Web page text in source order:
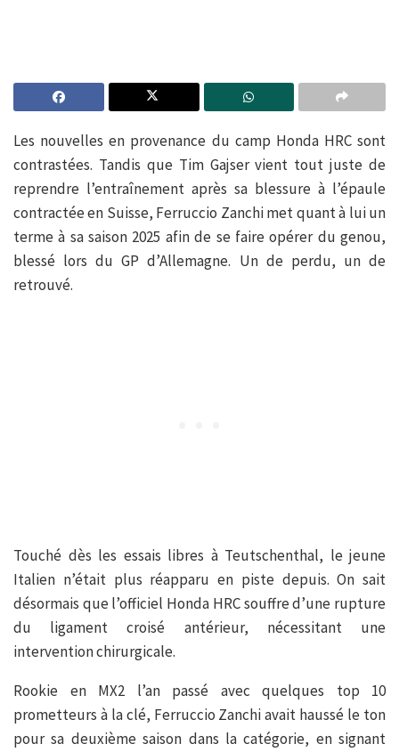
Les nouvelles en provenance du camp Honda HRC sont
contrastées. Tandis que Tim Gajser vient tout juste de
reprendre l’entraînement après sa blessure à l’épaule
contractée en Suisse, Ferruccio Zanchi met quant à lui un
terme à sa saison 2025 afin de se faire opérer du genou,
blessé lors du GP d’Allemagne. Un de perdu, un de
retrouvé.
Touché dès les essais libres à Teutschenthal, le jeune
Italien n’était plus réapparu en piste depuis. On sait
désormais que l’officiel Honda HRC souffre d’une rupture
du ligament croisé antérieur, nécessitant une
intervention chirurgicale.
Rookie en MX2 l’an passé avec quelques top 10
prometteurs à la clé, Ferruccio Zanchi avait haussé le ton
pour sa deuxième saison dans la catégorie, en signant